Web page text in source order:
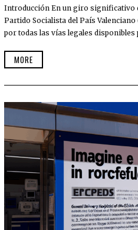
Introducción En un giro significativo
Partido Socialista del País
por todas las vías legales
MORE